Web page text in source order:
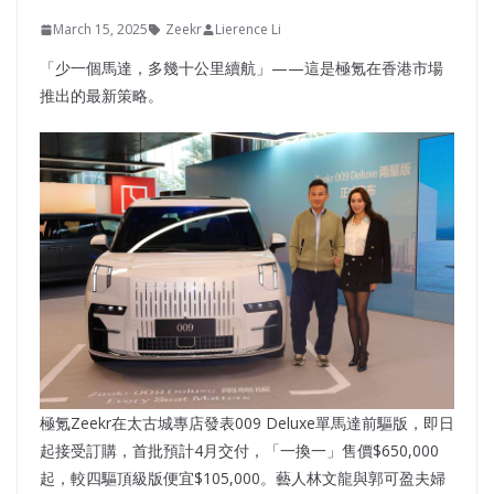
March 15, 2025 Zeekr Lierence Li
「少一個馬達，多幾十公里續航」——這是極氪在香港市場
推出的最新策略。
極氪Zeekr在太古城專店發表009 Deluxe單馬達前驅版，即日
起接受訂購，首批預計4月交付，「一換一」售價$650,000
起，較四驅頂級版便宜$105,000。藝人林文龍與郭可盈夫婦